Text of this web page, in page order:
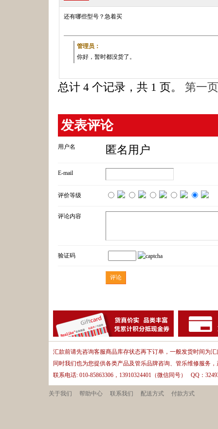
还有哪些型号？急着买
管理员：
你好，暂时都没货了。
总计 4 个记录，共 1 页。 第一页
发表评论
用户名 匿名用户
E-mail
评价等级
评论内容
验证码
汇款前请先咨询客服商品库存状态再下订单，一般发货时间为汇
同时我们也为您提供各类产品及管乐品牌咨询、管乐维修服务
联系电话: 010-85863306，13910324401（微信同号） QQ：
关于我们 帮助中心 联系我们 配送方式 付款方式